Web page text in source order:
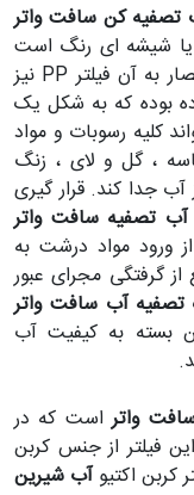
تصفیه کن سافت واتر
یا شیشه ای رنگ است
قرار می گیرد. فیلتر پلی پروپیلن که به اختصار به آن فیلتر PP نیز
بوده که به شکل یک
کلیه رسوبات و مواد
، گل و لای ، زنگ
تا دقت 5 میکرون از آب جدا کند. قرار گیری
آب تصفیه سافت واتر
ورود مواد درشت به
گرفتگی مجرای عبور
تصفیه آب سافت واتر
بسته به کیفیت آب
واتراست که در
فیلتر از جنس کربن
کربن اکتیوآب شیرین